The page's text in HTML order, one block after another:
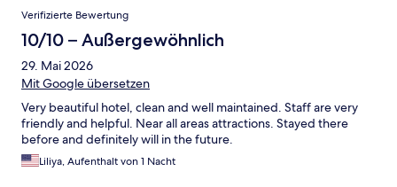
Verifizierte Bewertung
10/10 – Außergewöhnlich
29. Mai 2026
Mit Google übersetzen
Very beautiful hotel, clean and well maintained. Staff are very
friendly and helpful. Near all areas attractions. Stayed there
before and definitely will in the future.
Liliya, Aufenthalt von 1 Nacht